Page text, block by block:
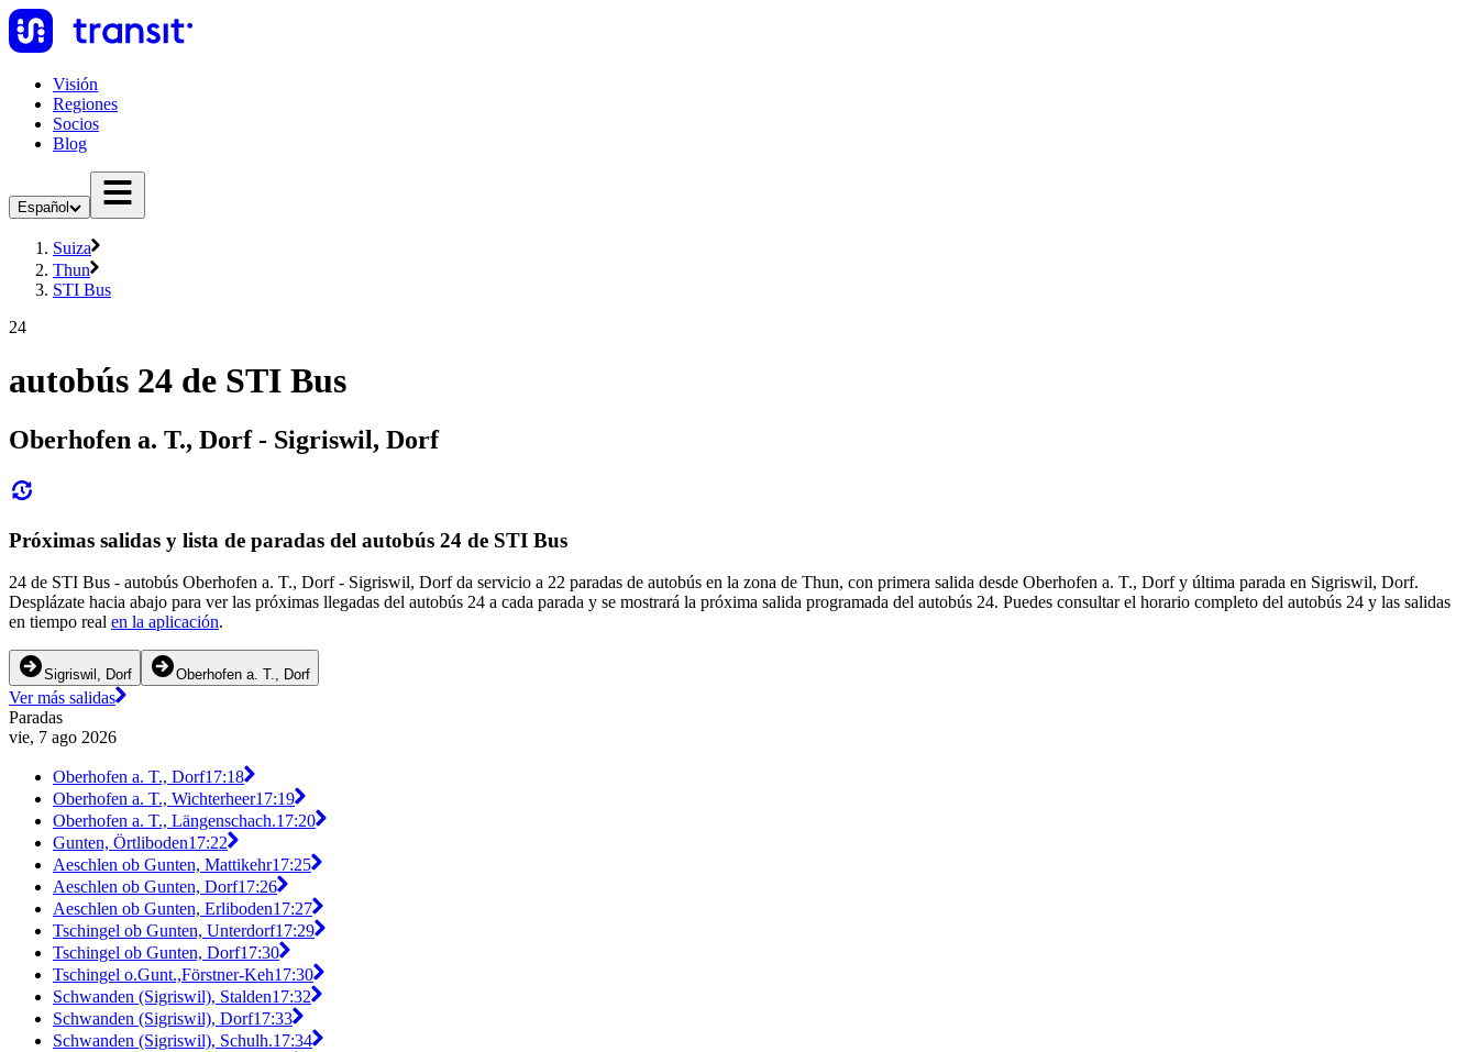
Visión
Regiones
Socios
Blog
Español
Suiza
Thun
STI Bus
24
autobús 24 de STI Bus
Oberhofen a. T., Dorf - Sigriswil, Dorf
Próximas salidas y lista de paradas del autobús 24 de STI Bus
24 de STI Bus - autobús Oberhofen a. T., Dorf - Sigriswil, Dorf da servicio a 22 paradas de autobús en la zona de Thun, con primera salida desde Oberhofen a. T., Dorf y última parada en Sigriswil, Dorf.
Desplázate hacia abajo para ver las próximas llegadas del autobús 24 a cada parada y se mostrará la próxima salida programada del autobús 24. Puedes consultar el horario completo del autobús 24 y las salidas
en tiempo real en la aplicación.
Sigriswil, Dorf Oberhofen a. T., Dorf
Ver más salidas
Paradas
vie, 7 ago 2026
Oberhofen a. T., Dorf17:18
Oberhofen a. T., Wichterheer17:19
Oberhofen a. T., Längenschach.17:20
Gunten, Örtliboden17:22
Aeschlen ob Gunten, Mattikehr17:25
Aeschlen ob Gunten, Dorf17:26
Aeschlen ob Gunten, Erliboden17:27
Tschingel ob Gunten, Unterdorf17:29
Tschingel ob Gunten, Dorf17:30
Tschingel o.Gunt.,Förstner-Keh17:30
Schwanden (Sigriswil), Stalden17:32
Schwanden (Sigriswil), Dorf17:33
Schwanden (Sigriswil), Schulh.17:34